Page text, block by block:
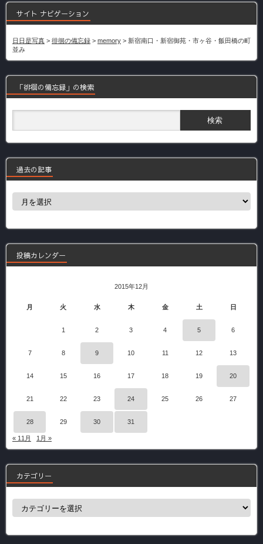
サイト ナビゲーション
日日是写真 > 徘徊の備忘録 > memory > 新宿南口・新宿御苑・市ヶ谷・飯田橋の町
並み
「徘徊の備忘録」の検索
過去の記事
過
事
投稿カレンダー
2015年12月
月 火 水 木 金 土 日
1 2 3 4 5 6
7 8 9 10 11 12 13
14 15 16 17 18 19 20
21 22 23 24 25 26 27
28 29 30 31
« 11月 1月 »
カテゴリー
カ
ー